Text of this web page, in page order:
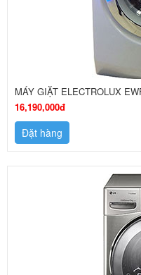
MÁY GIẶT ELECTROLUX
16,190,000đ
Đặt hàng